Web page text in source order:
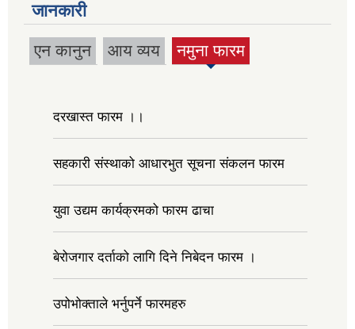
जानकारी
एन कानुन आय व्यय नमुना फारम
(active
दरखास्त फारम ।।
सहकारी संस्थाको आधारभुत सूचना संकलन फारम
युवा उद्यम कार्यक्रमको फारम ढाचा
बेरोजगार दर्ताको लागि दिने निबेदन फारम ।
उपोभोक्ताले भर्नुपर्ने फारमहरु